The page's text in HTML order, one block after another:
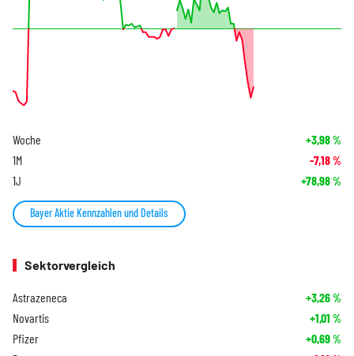
Woche +3,98%
1M -7,18%
1J +78,98%
Bayer Aktie Kennzahlen und Details
Sektorvergleich
Astrazeneca +3,26%
Novartis +1,01 %
Pfizer +0,69%